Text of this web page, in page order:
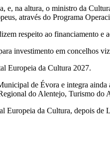
e, na altura, o ministro da
através do Programa
respeito ao financiamento e
investimento em concelhos
Europeia da Cultura 2027.
de Évora e integra
do Alentejo, Turismo
Europeia da Cultura, depois